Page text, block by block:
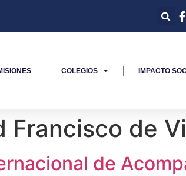
COLEGIOS IMPACTO
Francisco de
de